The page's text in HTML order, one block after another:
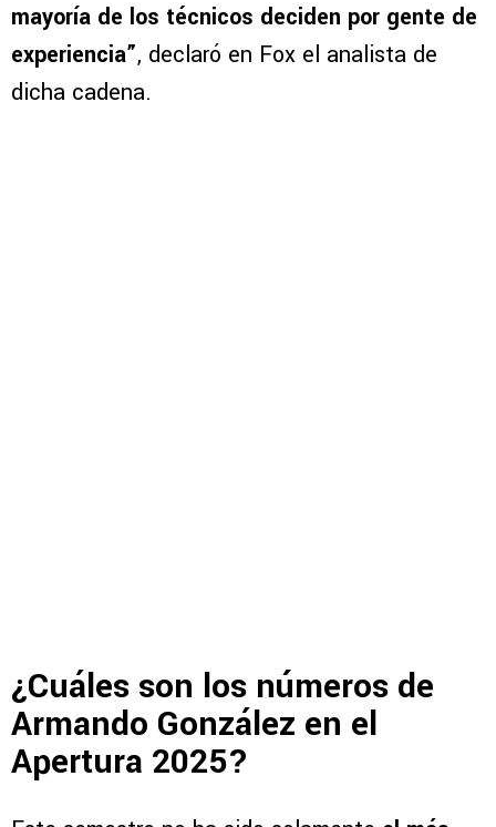
mayoría de los técnicos deciden por gente de
experiencia”, declaró en Fox el analista de
dicha cadena.
¿Cuáles son los números de
Armando González en el
Apertura 2025?